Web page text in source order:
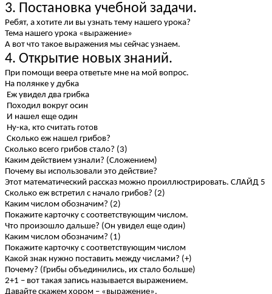
3. Постановка учебной задачи.
Ребят, а хотите ли вы узнать тему нашего урока?
Тема нашего урока «выражение»
А вот что такое выражения мы сейчас узнаем.
4. Открытие новых знаний.
При помощи веера ответьте мне на мой вопрос.
На полянке у дубка
Еж увидел два грибка
Походил вокруг осин
И нашел еще один
Ну-ка, кто считать готов
Сколько еж нашел грибов?
Сколько всего грибов стало? (3)
Каким действием узнали? (Сложением)
Почему вы использовали это действие?
Этот математический рассказ можно проиллюстрировать. СЛАЙД 5
Сколько еж встретил с начало грибов? (2)
Каким числом обозначим? (2)
Покажите карточку с соответствующим числом.
Что произошло дальше? (Он увидел еще один)
Каким числом обозначим? (1)
Покажите карточку с соответствующим числом
Какой знак нужно поставить между числами? (+)
Почему? (Грибы объединились, их стало больше)
2+1 – вот такая запись называется выражением.
Давайте скажем хором – «выражение».